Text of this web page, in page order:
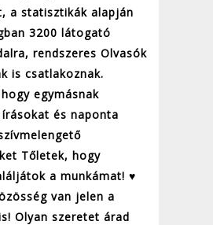
a statisztikák alapján
3200 látogató
rendszeres Olvasók
is csatlakoznak.
egymásnak
és naponta
Tőletek, hogy
a munkámat! ♥
van jelen a
Olyan szeretet árad